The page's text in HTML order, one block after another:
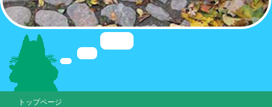
トップページ